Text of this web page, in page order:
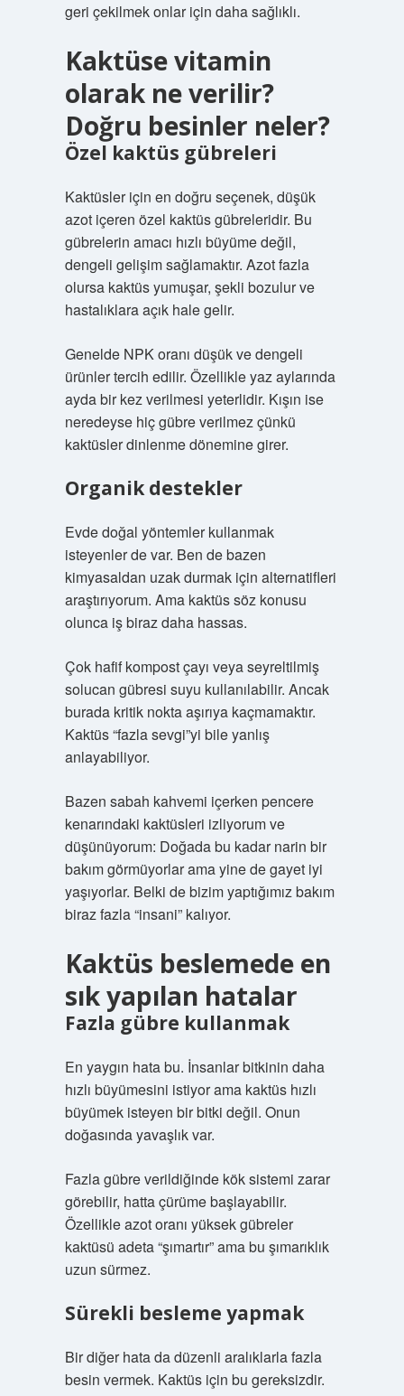
geri çekilmek onlar için daha sağlıklı.
Kaktüse vitamin
olarak ne verilir?
Doğru besinler neler?
Özel kaktüs gübreleri
Kaktüsler için en doğru seçenek, düşük
azot içeren özel kaktüs gübreleridir. Bu
gübrelerin amacı hızlı büyüme değil,
dengeli gelişim sağlamaktır. Azot fazla
olursa kaktüs yumuşar, şekli bozulur ve
hastalıklara açık hale gelir.
Genelde NPK oranı düşük ve dengeli
ürünler tercih edilir. Özellikle yaz aylarında
ayda bir kez verilmesi yeterlidir. Kışın ise
neredeyse hiç gübre verilmez çünkü
kaktüsler dinlenme dönemine girer.
Organik destekler
Evde doğal yöntemler kullanmak
isteyenler de var. Ben de bazen
kimyasaldan uzak durmak için alternatifleri
araştırıyorum. Ama kaktüs söz konusu
olunca iş biraz daha hassas.
Çok hafif kompost çayı veya seyreltilmiş
solucan gübresi suyu kullanılabilir. Ancak
burada kritik nokta aşırıya kaçmamaktır.
Kaktüs “fazla sevgi”yi bile yanlış
anlayabiliyor.
Bazen sabah kahvemi içerken pencere
kenarındaki kaktüsleri izliyorum ve
düşünüyorum: Doğada bu kadar narin bir
bakım görmüyorlar ama yine de gayet iyi
yaşıyorlar. Belki de bizim yaptığımız bakım
biraz fazla “insani” kalıyor.
Kaktüs beslemede en
sık yapılan hatalar
Fazla gübre kullanmak
En yaygın hata bu. İnsanlar bitkinin daha
hızlı büyümesini istiyor ama kaktüs hızlı
büyümek isteyen bir bitki değil. Onun
doğasında yavaşlık var.
Fazla gübre verildiğinde kök sistemi zarar
görebilir, hatta çürüme başlayabilir.
Özellikle azot oranı yüksek gübreler
kaktüsü adeta “şımartır” ama bu şımarıklık
uzun sürmez.
Sürekli besleme yapmak
Bir diğer hata da düzenli aralıklarla fazla
besin vermek. Kaktüs için bu gereksizdir.